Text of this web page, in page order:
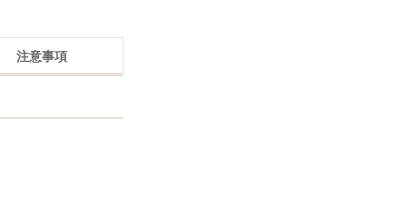
注意事項